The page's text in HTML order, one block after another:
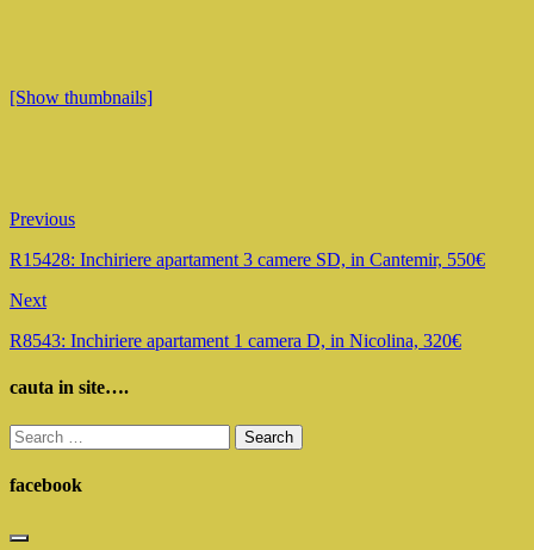
[Show thumbnails]
Previous
R15428: Inchiriere apartament 3 camere SD, in Cantemir, 550€
Next
R8543: Inchiriere apartament 1 camera D, in Nicolina, 320€
cauta in site….
Search
for:
facebook